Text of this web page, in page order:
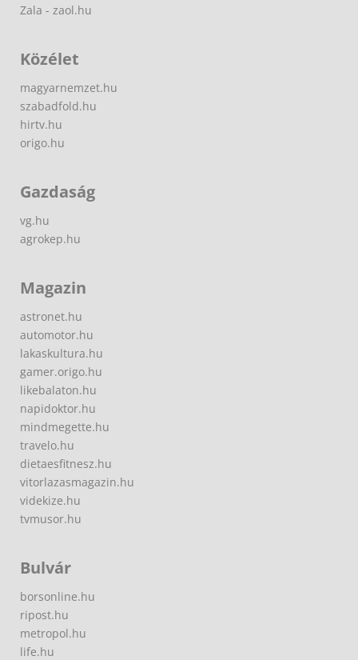
Zala - zaol.hu
Közélet
magyarnemzet.hu
szabadfold.hu
hirtv.hu
origo.hu
Gazdaság
vg.hu
agrokep.hu
Magazin
astronet.hu
automotor.hu
lakaskultura.hu
gamer.origo.hu
likebalaton.hu
napidoktor.hu
mindmegette.hu
travelo.hu
dietaesfitnesz.hu
vitorlazasmagazin.hu
videkize.hu
tvmusor.hu
Bulvár
borsonline.hu
ripost.hu
metropol.hu
life.hu